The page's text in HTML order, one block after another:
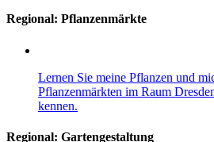
Regional: Pflanzenmärkte
Lernen Sie meine Pflanzen und
Pflanzenmärkten im Raum
kennen.
Regional: Gartengestaltung